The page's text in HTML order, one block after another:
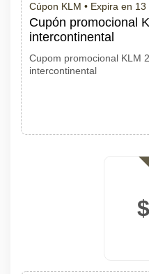
Cúpon KLM • Expira en 13
Cupón promocional
intercontinental
Cupom promocional KLM
intercontinental